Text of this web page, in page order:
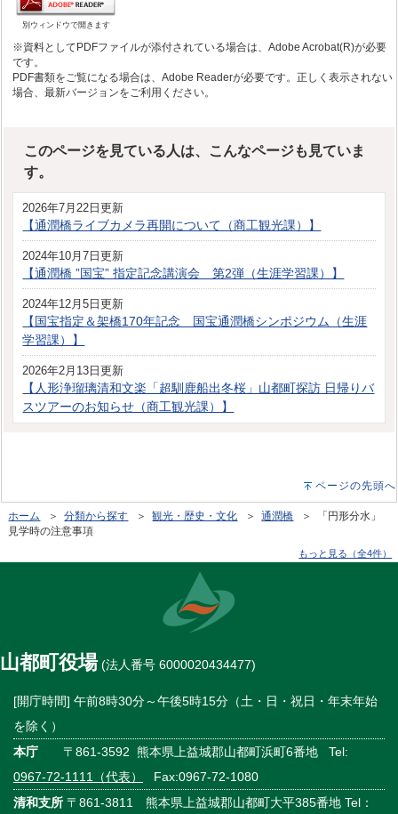
別ウィンドウで開きます
※資料としてPDFファイルが添付されている場合は、Adobe Acrobat(R)が必要
です。
PDF書類をご覧になる場合は、Adobe Readerが必要です。正しく表示されない
場合、最新バージョンをご利用ください。
このページを見ている人は、こんなページも見ていま
す。
2026年7月22日更新
【通潤橋ライブカメラ再開について（商工観光課）】
2024年10月7日更新
【通潤橋 ”国宝” 指定記念講演会 第2弾（生涯学習課）】
2024年12月5日更新
【国宝指定＆架橋170年記念 国宝通潤橋シンポジウム（生涯
学習課）】
2026年2月13日更新
【人形浄瑠璃清和文楽「超馴鹿船出冬桜」山都町探訪 日帰りバ
スツアーのお知らせ（商工観光課）】
ページの先頭へ
ホーム ＞分類から探す ＞観光・歴史・文化 ＞通潤橋 ＞ 「円形分水」
見学時の注意事項
もっと見る（全4件）
山都町役場(法人番号 6000020434477)
[開庁時間] 午前8時30分～午後5時15分（土・日・祝日・年末年始
を除く）
本庁 〒861-3592 熊本県上益城郡山都町浜町6番地 Tel:
0967-72-1111（代表）
Fax:0967-72-1080
清和支所 〒861-3811 熊本県上益城郡山都町大平385番地 Tel：